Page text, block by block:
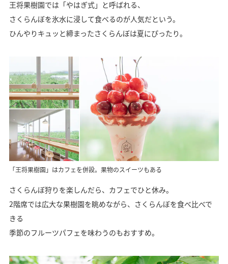
王将果樹園では「やはぎ式」と呼ばれる、
さくらんぼを氷水に浸して食べるのが人気だという。
ひんやりキュッと締まったさくらんぼは夏にぴったり。
「王将果樹園」はカフェを併設。果物のスイーツもある
さくらんぼ狩りを楽しんだら、カフェでひと休み。
2階席では広大な果樹園を眺めながら、さくらんぼを食べ比べで
きる
季節のフルーツパフェを味わうのもおすすめ。